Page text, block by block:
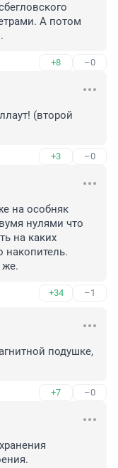
А потом
+8 –0
(второй
+3 –0
на особняк
нулями что
на каких
накопитель.
же.
+34 –1
подушке,
+7 –0